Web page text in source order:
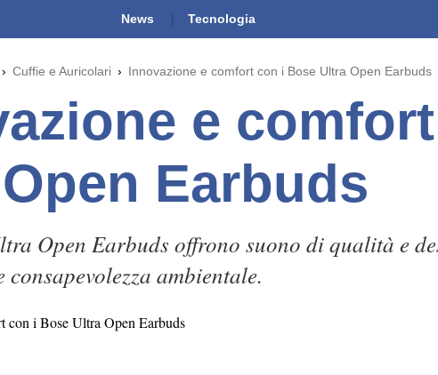
News Tecnologia
Cuffie e Auricolari Innovazione e comfort con i Bose Ultra Open Earbuds
e
Earbuds
Open Earbuds offrono suono di qualità e
consapevolezza ambientale.